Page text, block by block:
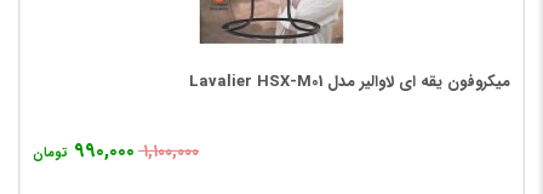
میکروفون یقه ای لاوالیر مدل Lavalier HSX-M01
۱,۱۰۰,۰۰۰ ۹۹۰,۰۰۰ تومان